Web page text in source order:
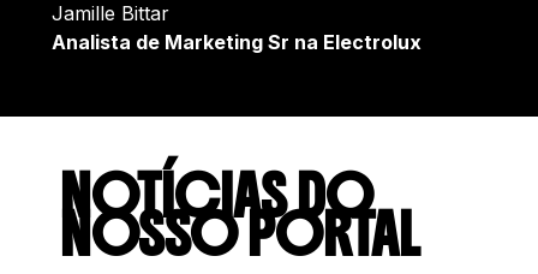
Jamille Bittar
Analista de Marketing Sr na Electrolux
NOTÍCIAS DO
NOSSO PORTAL